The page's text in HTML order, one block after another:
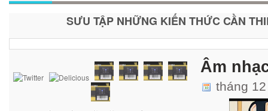
SƯU TẬP NHỮNG KIẾN THỨC CẦN
Âm
tháng